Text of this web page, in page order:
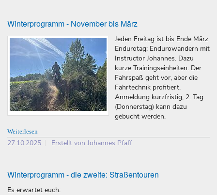
Winterprogramm - November bis März
Jeden Freitag ist bis Ende März
Endurotag: Endurowandern mit
Instructor Johannes. Dazu
kurze Trainingseinheiten. Der
Fahrspaß geht vor, aber die
Fahrtechnik profitiert.
Anmeldung kurzfristig, 2. Tag
(Donnerstag) kann dazu
gebucht werden.
Weiterlesen
27.10.2025 Erstellt von Johannes Pfaff
Winterprogramm - die zweite: Straßentouren
Es erwartet euch: